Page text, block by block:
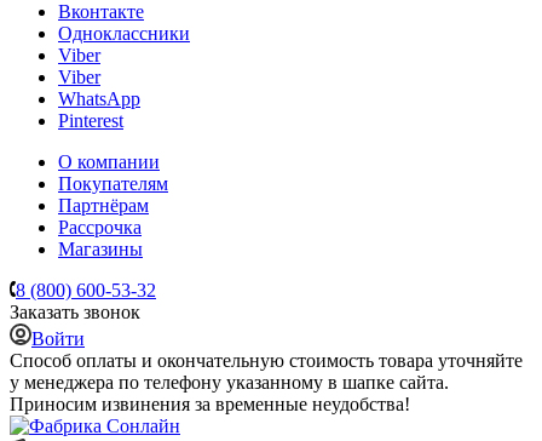
Вконтакте
Одноклассники
Viber
Viber
WhatsApp
Pinterest
О компании
Покупателям
Партнёрам
Рассрочка
Магазины
8 (800) 600-53-32
Заказать звонок
Войти
Способ оплаты и окончательную стоимость товара уточняйте
у менеджера по телефону указанному в шапке сайта.
Приносим извинения за временные неудобства!